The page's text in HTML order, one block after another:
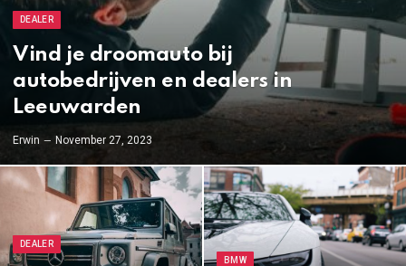
DEALER
Vind je droomauto bij
autobedrijven en dealers in
Leeuwarden
Erwin November 27, 2023
DEALER
BMW